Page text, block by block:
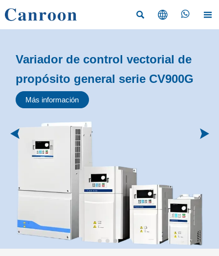
   
Variador de control vectorial de
propósito general serie CV900G
Más información
 